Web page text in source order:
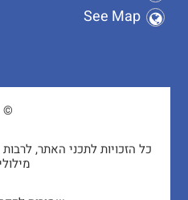
See Map
©
כל הזכויות לתכני האתר,